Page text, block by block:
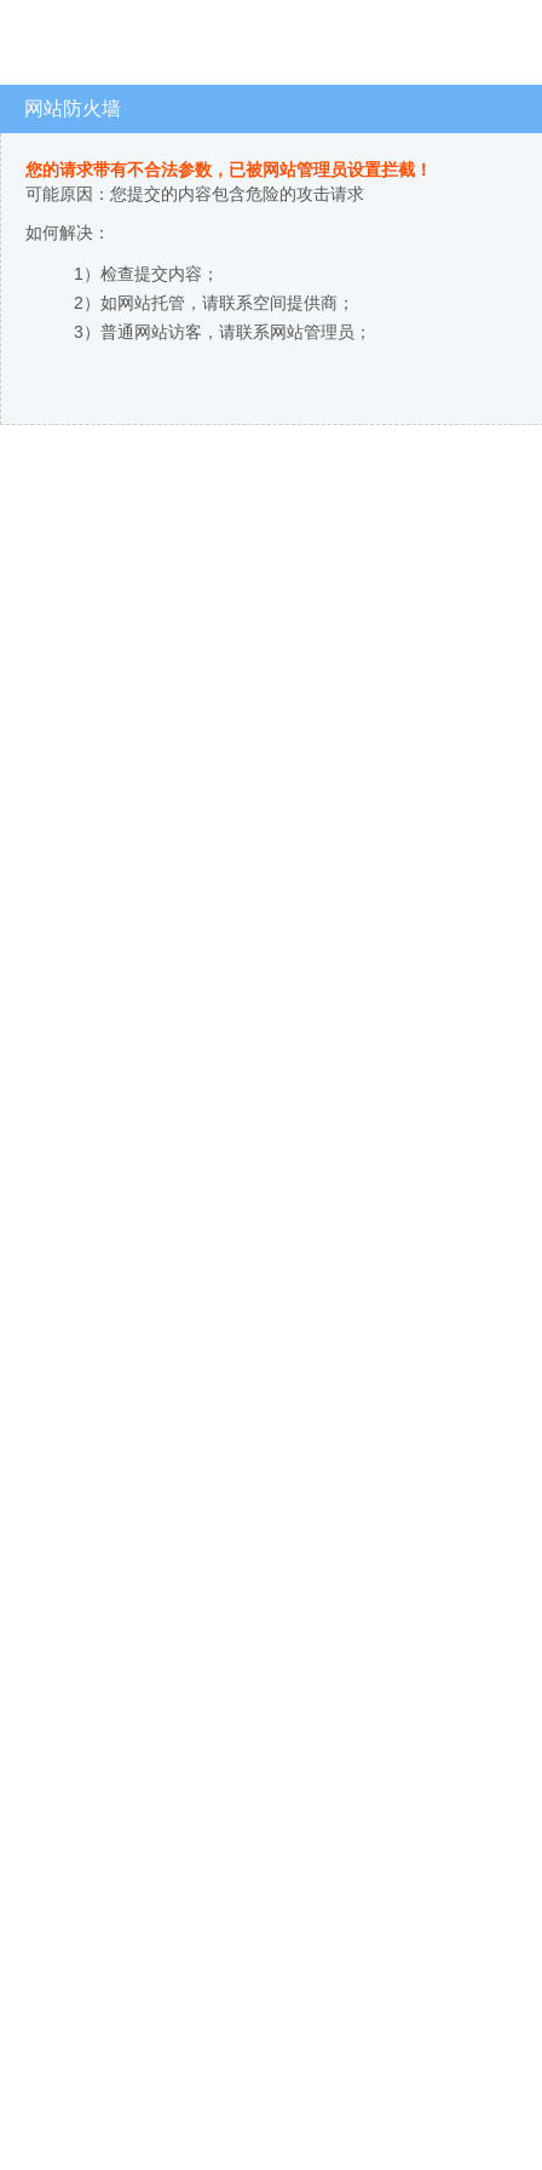
网站防火墙
您的请求带有不合法参数，已被网站管理员设置拦截！
可能原因：您提交的内容包含危险的攻击请求
如何解决：
1）检查提交内容；
2）如网站托管，请联系空间提供商；
3）普通网站访客，请联系网站管理员；